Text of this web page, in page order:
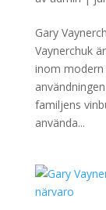
Gary
Vaynerchuk
inom modern
familjens
använda...